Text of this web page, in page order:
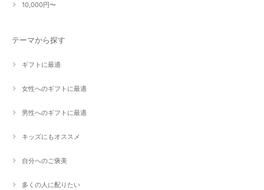
10,000円〜
テーマから探す
ギフトに最適
女性へのギフトに最適
男性へのギフトに最適
キッズにもオススメ
自分へのご褒美
多くの人に配りたい